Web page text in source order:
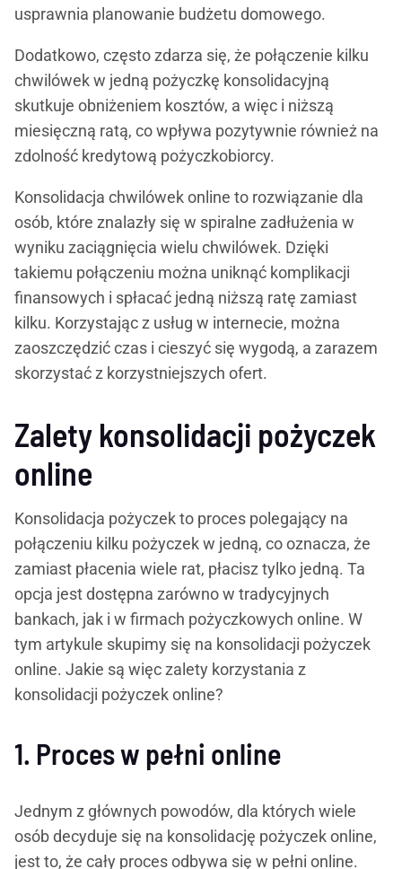
usprawnia planowanie budżetu domowego.
Dodatkowo, często zdarza się, że połączenie kilku
chwilówek w jedną pożyczkę konsolidacyjną
skutkuje obniżeniem kosztów, a więc i niższą
miesięczną ratą, co wpływa pozytywnie również na
zdolność kredytową pożyczkobiorcy.
Konsolidacja chwilówek online to rozwiązanie dla
osób, które znalazły się w spiralne zadłużenia w
wyniku zaciągnięcia wielu chwilówek. Dzięki
takiemu połączeniu można uniknąć komplikacji
finansowych i spłacać jedną niższą ratę zamiast
kilku. Korzystając z usług w internecie, można
zaoszczędzić czas i cieszyć się wygodą, a zarazem
skorzystać z korzystniejszych ofert.
Zalety konsolidacji pożyczek
online
Konsolidacja pożyczek to proces polegający na
połączeniu kilku pożyczek w jedną, co oznacza, że ​​
zamiast płacenia wiele rat, płacisz tylko jedną. Ta
opcja jest dostępna zarówno w tradycyjnych
bankach, jak i w firmach pożyczkowych online. W
tym artykule skupimy się na konsolidacji pożyczek
online. Jakie są więc zalety korzystania z
konsolidacji pożyczek online?
1. Proces w pełni online
Jednym z głównych powodów, dla których wiele
osób decyduje się na konsolidację pożyczek online,
jest to, że cały proces odbywa się w pełni online.